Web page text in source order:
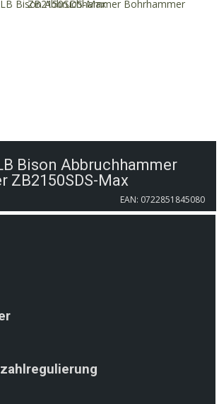
Bison Abbruchhammer
ZB2150SDS-Max
EAN: 0722851845080